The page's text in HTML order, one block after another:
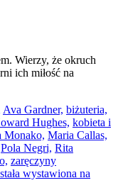
Wierzy, że okruch
ich miłość na
Ava Gardner, biżuteria,
Hughes, kobieta i
Monako, Maria Callas,
Pola Negri, Rita
zaręczyny